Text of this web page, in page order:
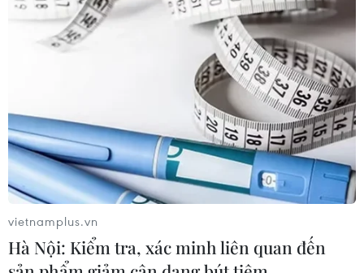
vietnamplus.vn
Hà Nội: Kiểm tra, xác minh liên quan đến